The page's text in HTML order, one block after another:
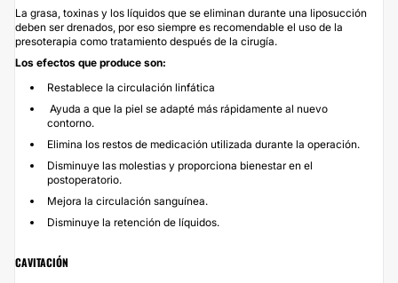
La grasa, toxinas y los líquidos que se eliminan durante una liposucción
deben ser drenados, por eso siempre es recomendable el uso de la
presoterapia como tratamiento después de la cirugía.
Los efectos que produce son:
Restablece la circulación linfática
Ayuda a que la piel se adapté más rápidamente al nuevo
contorno.
Elimina los restos de medicación utilizada durante la operación.
Disminuye las molestias y proporciona bienestar en el
postoperatorio.
Mejora la circulación sanguínea.
Disminuye la retención de líquidos.
CAVITACIÓN